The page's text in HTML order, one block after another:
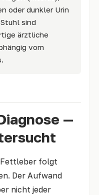
oder dunkler Urin
sind
ärztliche
vom
—
Fettleber folgt
Der Aufwand
nicht jeder